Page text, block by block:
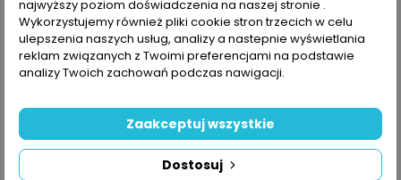
Polityka prywatności
Składając zamówienie akceptujesz Politykę prywatności
Zasady dostawy
Zwrotu
Zasady bezpieczeństwa
Składając zamówienie akceptujesz Regulamin sklepu
najwyższy poziom doświadczenia na naszej stronie .
Wykorzystujemy również pliki cookie stron trzecich w celu
ulepszenia naszych usług, analizy a nastepnie wyświetlania
reklam związanych z Twoimi preferencjami na podstawie
analizy Twoich zachowań podczas nawigacji.
Dostosuj
Zaakceptuj wszystkie